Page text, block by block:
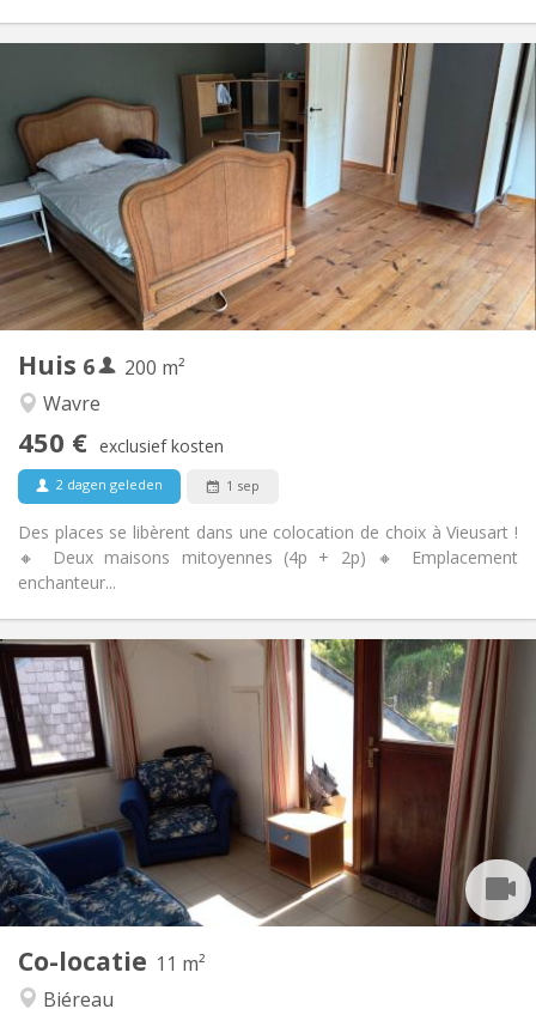
Huis 6
200 m²
Wavre
450 € exclusief kosten
2 dagen geleden 1 sep
Des places se libèrent dans une colocation de choix à Vieusart !
🔸 Deux maisons mitoyennes (4p + 2p) 🔸 Emplacement
enchanteur...
Praktische Informatie
Huur:
450 € (75 €/pers.)
Kosten:
75 € (13 €/pers.)
Duur:
12 maanden
Domiciliëring:
Toegelaten
Inrichting
Badkamer:
Gemeenschappelijk
Keuken:
Gemeenschappelijk
Oppervlakte:
200 m
Private kamers:
1
Co-locatie 11 m²
Biéreau
Praktische Informatie
Huur:
430 €
Kosten:
100 €
Duur:
12 maanden
Domiciliëring:
Toegelaten
Inrichting
Badkamer:
Gemeenschappelijk
Keuken:
Gemeenschappelijk
Oppervlakte:
11 m
2
Private kamers: